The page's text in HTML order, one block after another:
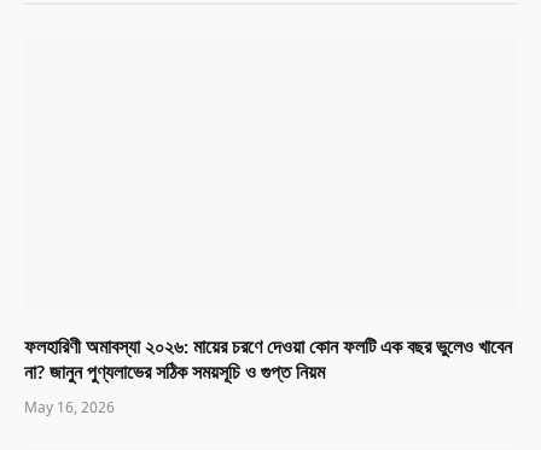
ফলহারিণী অমাবস্যা ২০২৬: মায়ের চরণে দেওয়া কোন ফলটি এক বছর ভুলেও খাবেন
না? জানুন পুণ্যলাভের সঠিক সময়সূচি ও গুপ্ত নিয়ম
May 16, 2026